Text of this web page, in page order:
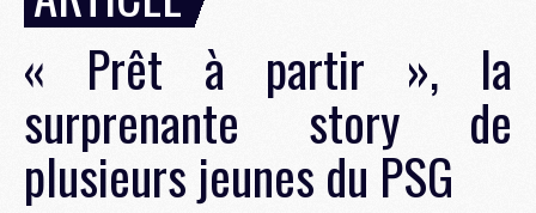
« Prêt à partir », la
surprenante story de
plusieurs jeunes du PSG